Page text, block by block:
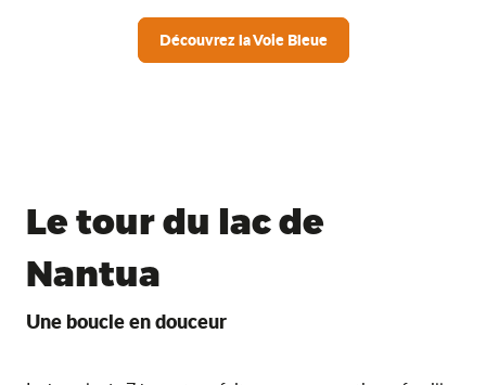
Découvrez la Voie Bleue
Le tour du lac de
Nantua
Une boucle en douceur